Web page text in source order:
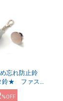
忘れ防止鈴
鈴★ ファスナ
バー
%OFF